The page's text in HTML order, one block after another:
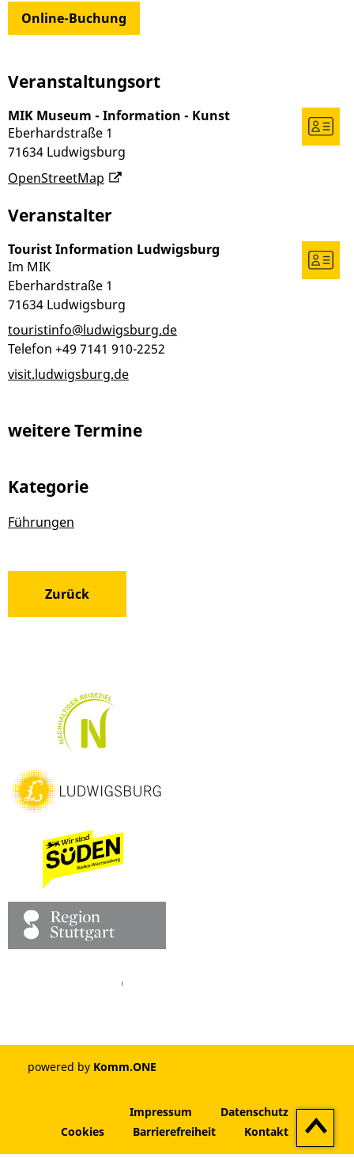
Online-Buchung
Veranstaltungsort
MIK Museum - Information - Kunst
Eberhardstraße 1
71634 Ludwigsburg
OpenStreetMap
Veranstalter
Tourist Information Ludwigsburg
Im MIK
Eberhardstraße 1
71634 Ludwigsburg
touristinfo@ludwigsburg.de
Telefon +49 7141 910-2252
visit.ludwigsburg.de
weitere Termine
Kategorie
Führungen
Zurück
Youtube
powered by Komm.ONE
Impressum
Datenschutz
Cookies
Barrierefreiheit Kontakt
Zum